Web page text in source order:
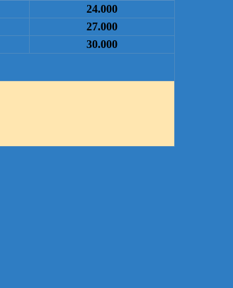
24.000
27.000
30.000